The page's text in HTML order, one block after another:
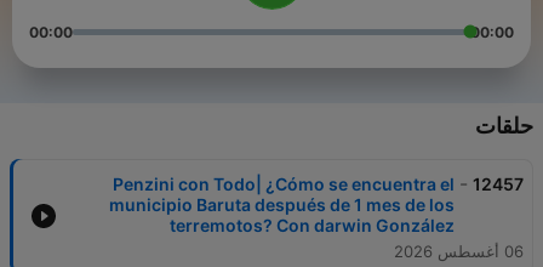
00:00
00:00
حلقات
12457
-
Penzini con Todo| ¿Cómo se encuentra el
municipio Baruta después de 1 mes de los
terremotos? Con darwin González
06 أغسطس 2026